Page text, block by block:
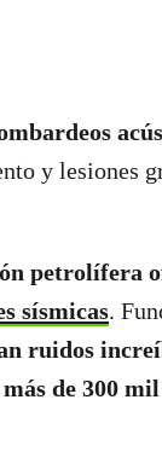
y lesiones
petrolífera
sísmicas.
ruidos
de 300